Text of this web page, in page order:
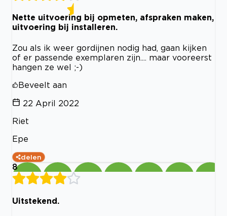
Nette uitvoering bij opmeten, afspraken maken,
uitvoering bij installeren.
Zou als ik weer gordijnen nodig had, gaan kijken
of er passende exemplaren zijn.... maar vooreerst
hangen ze wel ;-)
Beveelt aan
22 April 2022
Riet
Epe
delen
8
Uitstekend.